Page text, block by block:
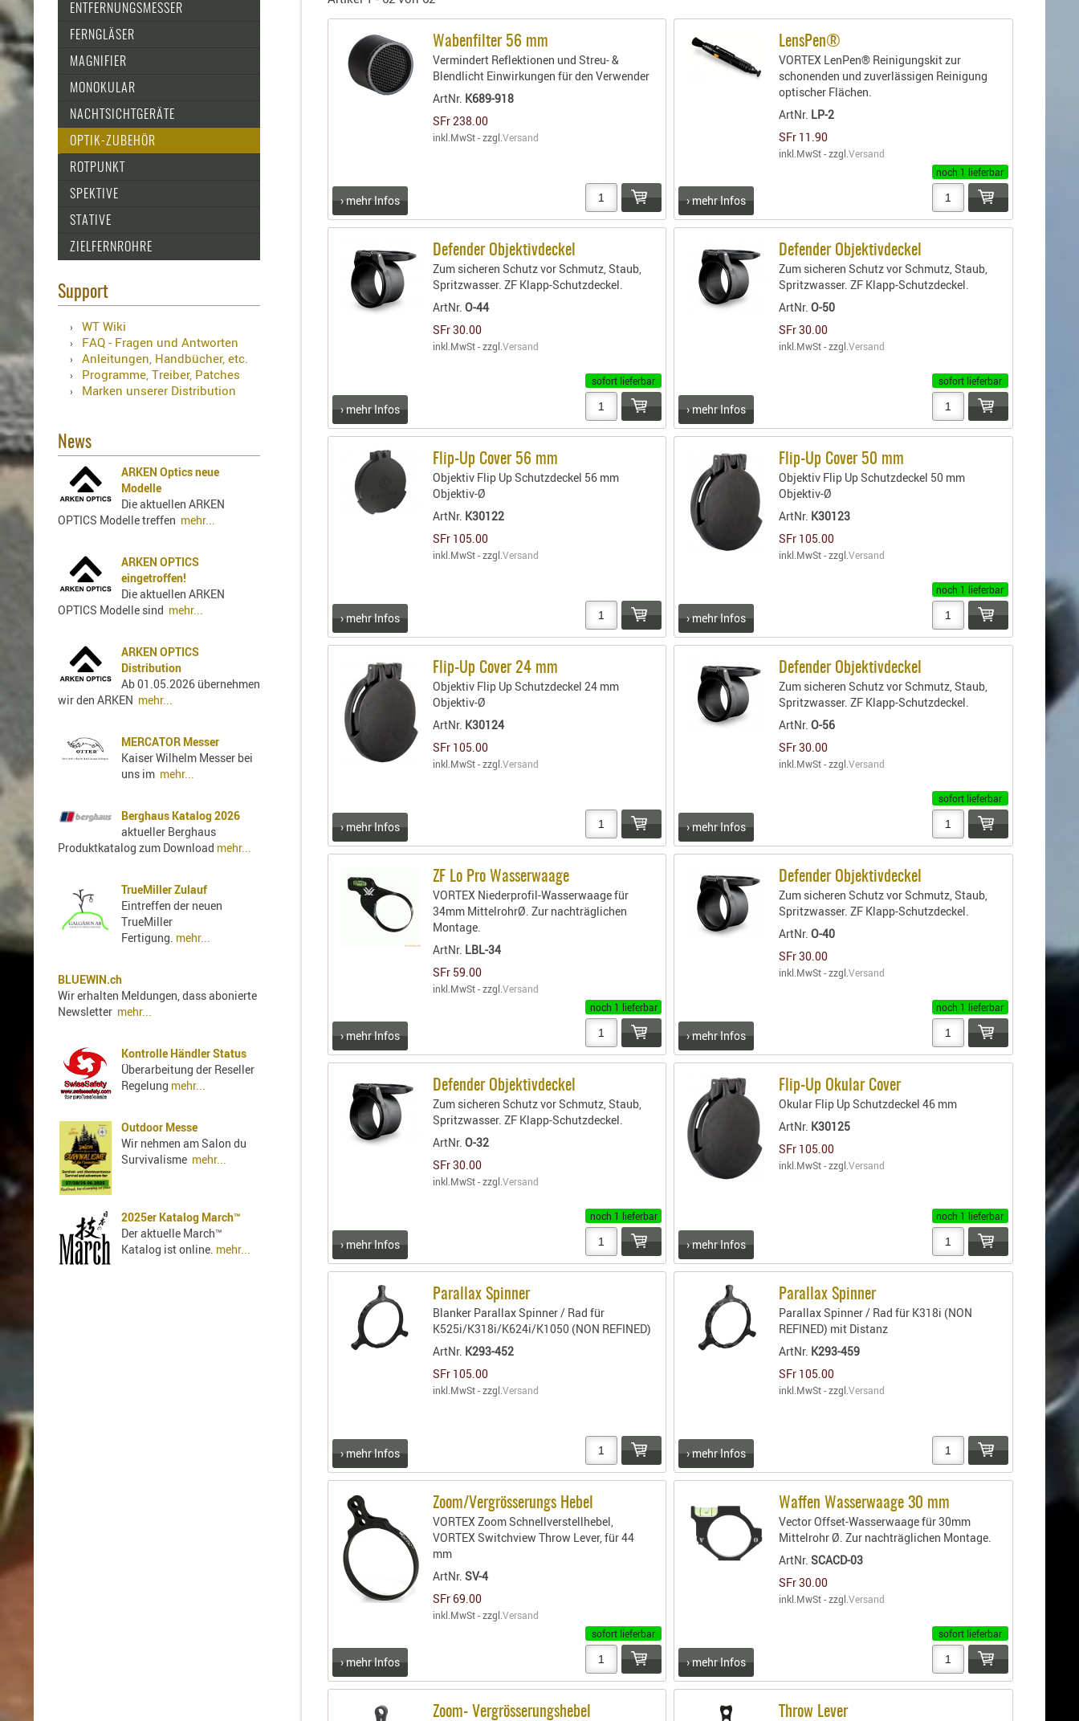
Beretta
Holster
Holster
Glock
Holster
Sauer
Holster
Walther
Holster
Sonstige
double
Magazinholster
single
Holster-
ENTFERNUNGSMESSER
FERNGLÄSER
MAGNIFIER
MONOKULAR
NACHTSICHTGERÄTE
OPTIK-ZUBEHÖR
ROTPUNKT
SPEKTIVE
STATIVE
ZIELFERNROHRE
Support
WT Wiki
FAQ - Fragen und Antworten
Anleitungen, Handbücher, etc.
Programme, Treiber, Patches
Marken unserer Distribution
News
ARKEN Optics neue
Modelle
Die aktuellen ARKEN
OPTICS Modelle treffen mehr...
ARKEN OPTICS
eingetroffen!
Die aktuellen ARKEN
OPTICS Modelle sind mehr...
ARKEN OPTICS
Distribution
Ab 01.05.2026 übernehmen
wir den ARKEN mehr...
MERCATOR Messer
Kaiser Wilhelm Messer bei
uns im mehr...
Berghaus Katalog 2026
aktueller Berghaus
Produktkatalog zum Download mehr...
TrueMiller Zulauf
Eintreffen der neuen
TrueMiller
Fertigung. mehr...
BLUEWIN.ch
Wir erhalten Meldungen, dass abonierte
Newsletter mehr...
Kontrolle Händler Status
Überarbeitung der Reseller
Regelung mehr...
Outdoor Messe
Wir nehmen am Salon du
Survivalisme mehr...
2025er Katalog March™
Der aktuelle March™
Katalog ist online. mehr...
Wabenfilter 56 mm
Vermindert Reflektionen und Streu- &
Blendlicht Einwirkungen für den Verwender
ArtNr. K689-918
SFr 238.00
inkl.MwSt - zzgl. Versand
› mehr Infos
LensPen®
VORTEX LenPen® Reinigungskit zur
schonenden und zuverlässigen Reinigung
optischer Flächen.
ArtNr. LP-2
SFr 11.90
inkl.MwSt - zzgl. Versand
noch 1 lieferbar
› mehr Infos
Defender Objektivdeckel
Zum sicheren Schutz vor Schmutz, Staub,
Spritzwasser. ZF Klapp-Schutzdeckel.
ArtNr. O-44
SFr 30.00
inkl.MwSt - zzgl. Versand
sofort lieferbar
› mehr Infos
Defender Objektivdeckel
Zum sicheren Schutz vor Schmutz, Staub,
Spritzwasser. ZF Klapp-Schutzdeckel.
ArtNr. O-50
SFr 30.00
inkl.MwSt - zzgl. Versand
sofort lieferbar
› mehr Infos
Flip-Up Cover 56 mm
Objektiv Flip Up Schutzdeckel 56 mm
Objektiv-Ø
ArtNr. K30122
SFr 105.00
inkl.MwSt - zzgl. Versand
› mehr Infos
Flip-Up Cover 50 mm
Objektiv Flip Up Schutzdeckel 50 mm
Objektiv-Ø
ArtNr. K30123
SFr 105.00
inkl.MwSt - zzgl. Versand
noch 1 lieferbar
› mehr Infos
Flip-Up Cover 24 mm
Objektiv Flip Up Schutzdeckel 24 mm
Objektiv-Ø
ArtNr. K30124
SFr 105.00
inkl.MwSt - zzgl. Versand
› mehr Infos
Defender Objektivdeckel
Zum sicheren Schutz vor Schmutz, Staub,
Spritzwasser. ZF Klapp-Schutzdeckel.
ArtNr. O-56
SFr 30.00
inkl.MwSt - zzgl. Versand
sofort lieferbar
› mehr Infos
ZF Lo Pro Wasserwaage
VORTEX Niederprofil-Wasserwaage für
34mm MittelrohrØ. Zur nachträglichen
Montage.
ArtNr. LBL-34
SFr 59.00
inkl.MwSt - zzgl. Versand
noch 1 lieferbar
› mehr Infos
Defender Objektivdeckel
Zum sicheren Schutz vor Schmutz, Staub,
Spritzwasser. ZF Klapp-Schutzdeckel.
ArtNr. O-40
SFr 30.00
inkl.MwSt - zzgl. Versand
noch 1 lieferbar
› mehr Infos
Defender Objektivdeckel
Zum sicheren Schutz vor Schmutz, Staub,
Spritzwasser. ZF Klapp-Schutzdeckel.
ArtNr. O-32
SFr 30.00
inkl.MwSt - zzgl. Versand
noch 1 lieferbar
› mehr Infos
Flip-Up Okular Cover
Okular Flip Up Schutzdeckel 46 mm
ArtNr. K30125
SFr 105.00
inkl.MwSt - zzgl. Versand
noch 1 lieferbar
› mehr Infos
Parallax Spinner
Blanker Parallax Spinner / Rad für
K525i/K318i/K624i/K1050 (NON REFINED)
ArtNr. K293-452
SFr 105.00
inkl.MwSt - zzgl. Versand
› mehr Infos
Parallax Spinner
Parallax Spinner / Rad für K318i (NON
REFINED) mit Distanz
ArtNr. K293-459
SFr 105.00
inkl.MwSt - zzgl. Versand
› mehr Infos
Zoom/Vergrösserungs Hebel
VORTEX Zoom Schnellverstellhebel,
VORTEX Switchview Throw Lever, für 44
mm
ArtNr. SV-4
SFr 69.00
inkl.MwSt - zzgl. Versand
sofort lieferbar
› mehr Infos
Waffen Wasserwaage 30 mm
Vector Offset-Wasserwaage für 30mm
Mittelrohr Ø. Zur nachträglichen Montage.
ArtNr. SCACD-03
SFr 30.00
inkl.MwSt - zzgl. Versand
sofort lieferbar
› mehr Infos
Zoom- Vergrösserungshebel Throw Lever